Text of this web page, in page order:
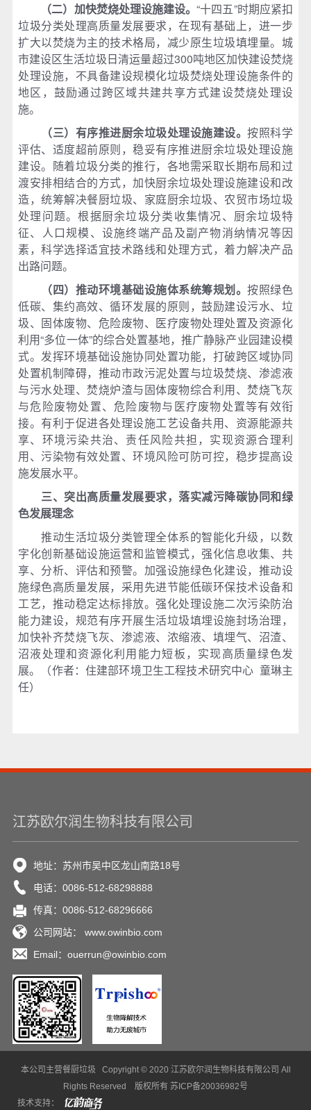
（二）加快焚烧处理设施建设。“十四五”时期应紧扣
垃圾分类处理高质量发展要求，在现有基础上，进一步
扩大以焚烧为主的技术格局，减少原生垃圾填埋量。城
市建设区生活垃圾日清运量超过300吨地区加快建设焚烧
处理设施，不具备建设规模化垃圾焚烧处理设施条件的
地区，鼓励通过跨区域共建共享方式建设焚烧处理设
施。
（三）有序推进厨余垃圾处理设施建设。按照科学
评估、适度超前原则，稳妥有序推进厨余垃圾处理设施
建设。随着垃圾分类的推行，各地需采取长期布局和过
渡安排相结合的方式，加快厨余垃圾处理设施建设和改
造，统筹解决餐厨垃圾、家庭厨余垃圾、农贸市场垃圾
处理问题。根据厨余垃圾分类收集情况、厨余垃圾特
征、人口规模、设施终端产品及副产物消纳情况等因
素，科学选择适宜技术路线和处理方式，着力解决产品
出路问题。
（四）推动环境基础设施体系统筹规划。按照绿色
低碳、集约高效、循环发展的原则，鼓励建设污水、垃
圾、固体废物、危险废物、医疗废物处理处置及资源化
利用“多位一体”的综合处置基地，推广静脉产业园建设模
式。发挥环境基础设施协同处置功能，打破跨区域协同
处置机制障碍，推动市政污泥处置与垃圾焚烧、渗滤液
与污水处理、焚烧炉渣与固体废物综合利用、焚烧飞灰
与危险废物处置、危险废物与医疗废物处置等有效衔
接。有利于促进各处理设施工艺设备共用、资源能源共
享、环境污染共治、责任风险共担，实现资源合理利
用、污染物有效处置、环境风险可防可控，稳步提高设
施发展水平。
三、突出高质量发展要求，落实减污降碳协同和绿
色发展理念
推动生活垃圾分类管理全体系的智能化升级，以数
字化创新基础设施运营和监管模式，强化信息收集、共
享、分析、评估和预警。加强设施绿色化建设，推动设
施绿色高质量发展，采用先进节能低碳环保技术设备和
工艺，推动稳定达标排放。强化处理设施二次污染防治
能力建设，规范有序开展生活垃圾填埋设施封场治理，
加快补齐焚烧飞灰、渗滤液、浓缩液、填埋气、沼渣、
沼液处理和资源化利用能力短板，实现高质量绿色发
展。（作者：住建部环境卫生工程技术研究中心 童琳主
任）
江苏欧尔润生物科技有限公司
地址：苏州市吴中区龙山南路18号
电话：0086-512-68298888
传真：0086-512-68296666
公司网站： www.owinbio.com
Email：ouerrun@owinbio.com
本公司主营餐厨垃圾
Copyright © 2020 江苏欧尔润生物科技有限公司 All
Rights Reserved 版权所有 苏ICP备20036982号
技术支持：